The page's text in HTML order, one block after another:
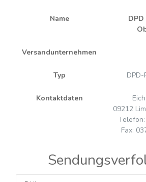
Name
Versandunternehmen
Typ
Kontaktdaten
09212
Fax: